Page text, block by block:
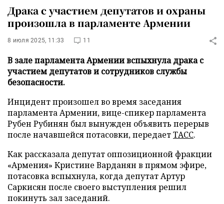
Драка с участием депутатов и охраны
произошла в парламенте Армении
8 июля 2025, 11:33 11
В зале парламента Армении вспыхнула драка с
участием депутатов и сотрудников службы
безопасности.
Инцидент произошел во время заседания
парламента Армении, вице-спикер парламента
Рубен Рубинян был вынужден объявить перерыв
после начавшейся потасовки, передаетТАСС.
Как рассказала депутат оппозиционной фракции
«Армения» Кристине Варданян в прямом эфире,
потасовка вспыхнула, когда депутат Артур
Саркисян после своего выступления решил
покинуть зал заседаний.